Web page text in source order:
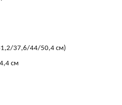
37,6/44/50,4 см)
см